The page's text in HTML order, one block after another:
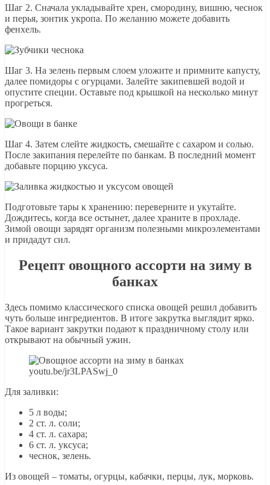
Шаг 2. Сначала укладывайте хрен, смородину, вишню, чеснок
и перья, зонтик укропа. По желанию можете добавить
фенхель.
Шаг 3. На зелень первым слоем уложите и примните капусту,
далее помидоры с огурцами. Залейте закипевшей водой и
опустите специи. Оставьте под крышкой на несколько минут
прогреться.
Шаг 4. Затем слейте жидкость, смешайте с сахаром и солью.
После закипания перелейте по банкам. В последний момент
добавьте порцию уксуса.
Подготовьте тары к хранению: переверните и укутайте.
Дождитесь, когда все остынет, далее храните в прохладе.
Зимой овощи зарядят организм полезными микроэлементами
и придадут сил.
Рецепт овощного ассорти на зиму в
банках
Здесь помимо классического списка овощей решил добавить
чуть больше ингредиентов. В итоге закрутка выглядит ярко.
Такое вариант закрутки подают к праздничному столу или
открывают на обычный ужин.
youtu.be/jr3LPASwj_0
Для заливки:
5 л воды;
2 ст. л. соли;
4 ст. л. сахара;
6 ст. л. уксуса;
чеснок, зелень.
Из овощей – томаты, огурцы, кабачки, перцы, лук, морковь.